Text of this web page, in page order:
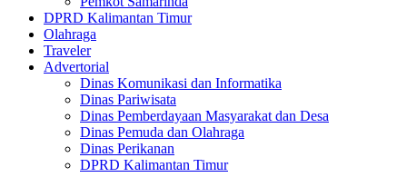
DPRD Kalimantan Timur
Olahraga
Traveler
Advertorial
Dinas Komunikasi dan Informatika
Dinas Pariwisata
Dinas Pemberdayaan Masyarakat dan Desa
Dinas Pemuda dan Olahraga
Dinas Perikanan
DPRD Kalimantan Timur